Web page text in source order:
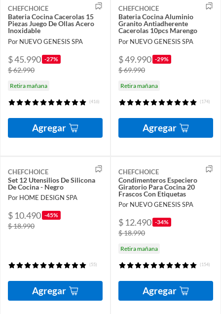
CHEFCHOICE
Bateria Cocina Cacerolas 15
Piezas Juego De Ollas Acero
Inoxidable
Por NUEVO GENESIS SPA
$ 45.990 -27%
$ 62.990
Retira mañana
(416)
Agregar
CHEFCHOICE
Bateria Cocina Aluminio
Granito Antiadherente
Cacerolas 10pcs Marengo
Por NUEVO GENESIS SPA
$ 49.990 -29%
$ 69.990
Retira mañana
(174)
Agregar
CHEFCHOICE
Set 12 Utensilios De Silicona
De Cocina - Negro
Por HOME DESIGN SPA
$ 10.490 -45%
$ 18.990
(55)
Agregar
CHEFCHOICE
Condimenteros Especiero
Giratorio Para Cocina 20
Frascos Con Etiquetas
Por NUEVO GENESIS SPA
$ 12.490 -34%
$ 18.990
Retira mañana
(154)
Agregar